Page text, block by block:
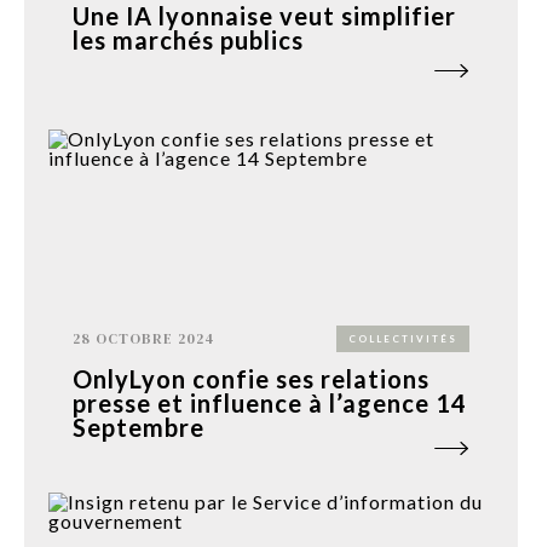
Une IA lyonnaise veut simplifier
les marchés publics
28 OCTOBRE 2024 COLLECTIVITÉS
OnlyLyon confie ses relations
presse et influence à l’agence 14
Septembre